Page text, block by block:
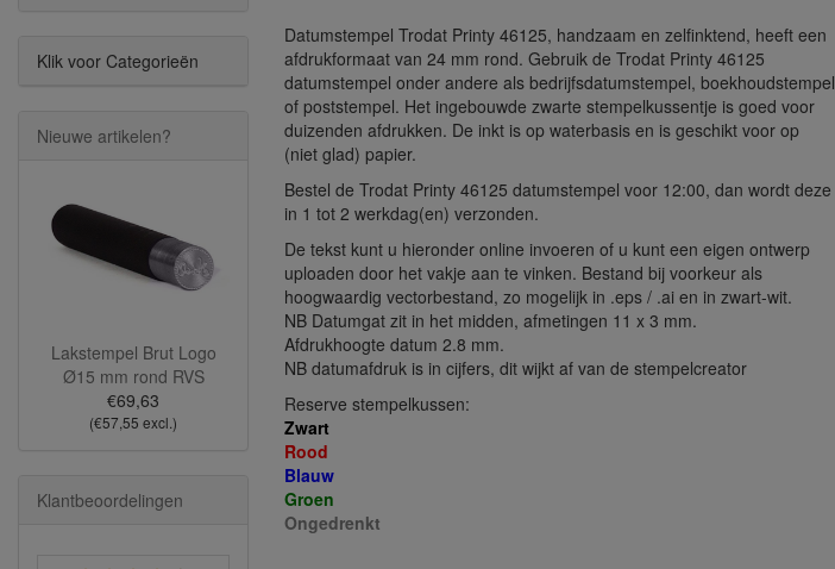
Datumstempel Trodat Printy 46125, handzaam en zelfinktend, heeft een
afdrukformaat van 24 mm rond. Gebruik de Trodat Printy 46125
datumstempel onder andere als bedrijfsdatumstempel, boekhoudstempel
of poststempel. Het ingebouwde zwarte stempelkussentje is goed voor
duizenden afdrukken. De inkt is op waterbasis en is geschikt voor op
(niet glad) papier.
Bestel de Trodat Printy 46125 datumstempel voor 12:00, dan wordt deze
in 1 tot 2 werkdag(en) verzonden.
De tekst kunt u hieronder online invoeren of u kunt een eigen ontwerp
uploaden door het vakje aan te vinken. Bestand bij voorkeur als
hoogwaardig vectorbestand, zo mogelijk in .eps / .ai en in zwart-wit.
NB Datumgat zit in het midden, afmetingen 11 x 3 mm.
Afdrukhoogte datum 2.8 mm.
NB datumafdruk is in cijfers, dit wijkt af van de stempelcreator
Reserve stempelkussen:
Zwart
Rood
Blauw
Groen
Ongedrenkt
Klik voor Categorieën
Nieuwe artikelen?
Lakstempel Brut Logo
Ø15 mm rond RVS
€69,63
(€57,55 excl.)
Klantbeoordelingen